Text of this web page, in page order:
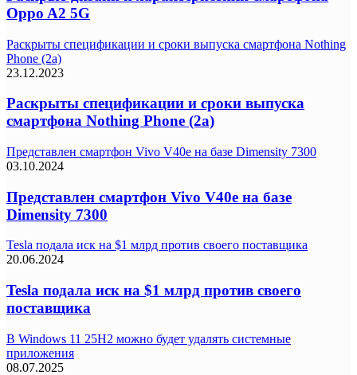
Oppo A2 5G
Раскрыты спецификации и сроки выпуска смартфона Nothing
Phone (2a)
23.12.2023
Раскрыты спецификации и сроки выпуска
смартфона Nothing Phone (2a)
Представлен смартфон Vivo V40e на базе Dimensity 7300
03.10.2024
Представлен смартфон Vivo V40e на базе
Dimensity 7300
Tesla подала иск на $1 млрд против своего поставщика
20.06.2024
Tesla подала иск на $1 млрд против своего
поставщика
В Windows 11 25H2 можно будет удалять системные
приложения
08.07.2025